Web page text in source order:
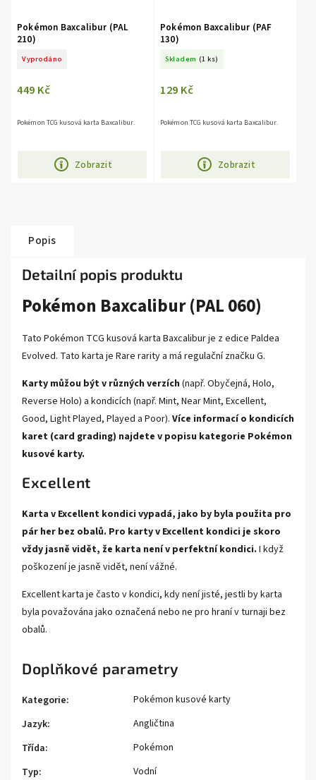
Pokémon Baxcalibur (PAL
210)
Vyprodáno
449 Kč
Zobrazit
Pokémon TCG kusová karta Baxcalibur.
Pokémon Baxcalibur (PAF
130)
Skladem (1 ks)
129 Kč
Zobrazit
Pokémon TCG kusová karta Baxcalibur.
Popis
Detailní popis produktu
Pokémon Baxcalibur (PAL 060)
Tato Pokémon TCG kusová karta Baxcalibur je z edice Paldea
Evolved. Tato karta je Rare rarity a má regulační značku G.
Karty můžou být v různých verzích (např. Obyčejná, Holo,
Reverse Holo) a kondicích (např. Mint, Near Mint, Excellent,
Good, Light Played, Played a Poor). Více informací o kondicích
karet (card grading) najdete v popisu kategorie Pokémon
kusové karty.
Excellent
Karta v Excellent kondici vypadá, jako by byla použita pro
pár her bez obalů. Pro karty v Excellent kondici je skoro
vždy jasně vidět, že karta není v perfektní kondici. I když
poškození je jasně vidět, není vážné.
Excellent karta je často v kondici, kdy není jisté, jestli by karta
byla považována jako označená nebo ne pro hraní v turnaji bez
obalů.
Doplňkové parametry
Kategorie:
Pokémon kusové karty
Jazyk:
Angličtina
Třída:
Pokémon
Typ:
Vodní